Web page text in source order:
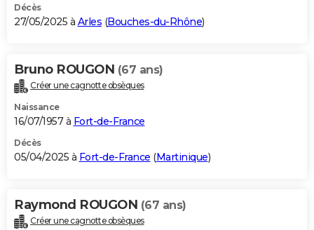
Décès
27/05/2025 à Arles (Bouches-du-Rhône)
Bruno ROUGON (67 ans)
Créer une cagnotte obsèques
Naissance
16/07/1957 à Fort-de-France
Décès
05/04/2025 à Fort-de-France (Martinique)
Raymond ROUGON (67 ans)
Créer une cagnotte obsèques